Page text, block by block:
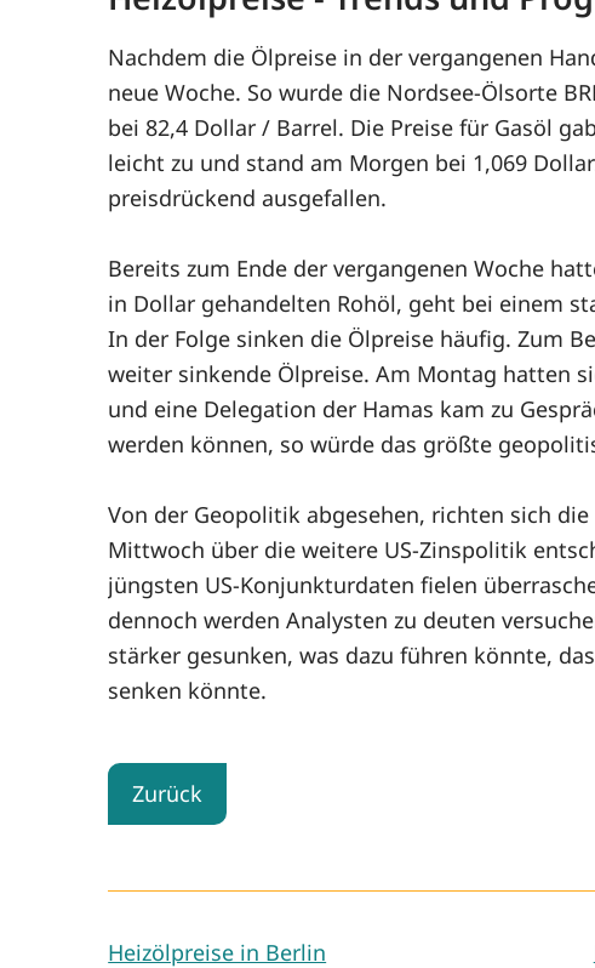
Nachdem die Ölpreise in der vergangenen
neue Woche. So wurde die Nordsee-Ölsorte
bei 82,4 Dollar / Barrel. Die Preise für Gasöl
leicht zu und stand am Morgen bei 1,069
preisdrückend ausgefallen.
Bereits zum Ende der vergangenen Woche
in Dollar gehandelten Rohöl, geht bei einem
In der Folge sinken die Ölpreise häufig. Zum
weiter sinkende Ölpreise. Am Montag hatten
und eine Delegation der Hamas kam zu
werden können, so würde das größte
Von der Geopolitik abgesehen, richten sich
Mittwoch über die weitere US-Zinspolitik
jüngsten US-Konjunkturdaten fielen
dennoch werden Analysten zu deuten
stärker gesunken, was dazu führen könnte,
senken könnte.
Zurück
Heizölpreise in Berlin